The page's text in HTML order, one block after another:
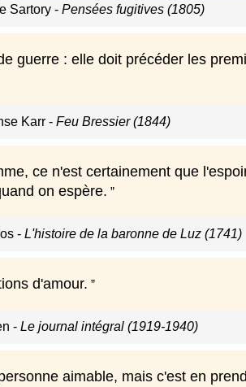
Sartory - Pensées fugitives (1805)
guerre : elle doit précéder les
Karr - Feu Bressier (1844)
ce n'est certainement que
on espère.
- L'histoire de la baronne de Luz (1741)
d'amour.
- Le journal intégral (1919-1940)
aimable, mais c'est en